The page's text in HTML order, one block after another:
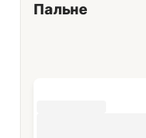
Пальне